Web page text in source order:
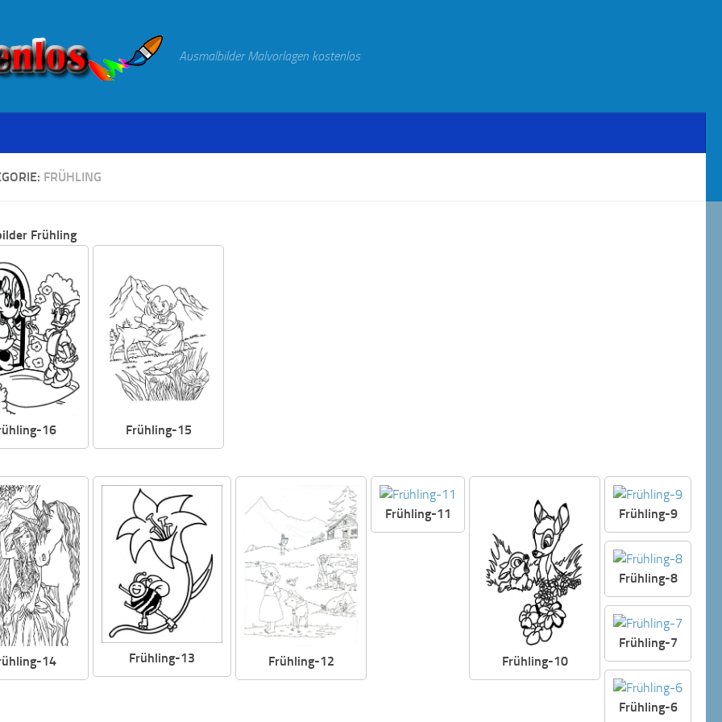
Ausmalbilder Malvorlagen kostenlos
FRÜHLING
Frühling
16 Frühling-15
14 Frühling-13 Frühling-12
Frühling-11
Frühling-10
Frühling-9
Frühling-8
Frühling-7
Frühling-6